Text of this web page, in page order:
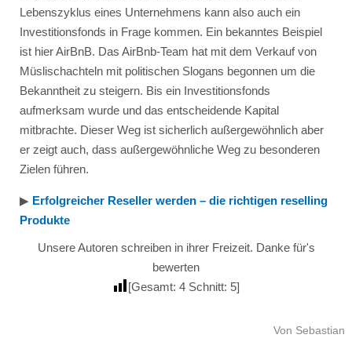
Lebenszyklus eines Unternehmens kann also auch ein
Investitionsfonds in Frage kommen. Ein bekanntes Beispiel
ist hier AirBnB. Das AirBnb-Team hat mit dem Verkauf von
Müslischachteln mit politischen Slogans begonnen um die
Bekanntheit zu steigern. Bis ein Investitionsfonds
aufmerksam wurde und das entscheidende Kapital
mitbrachte. Dieser Weg ist sicherlich außergewöhnlich aber
er zeigt auch, dass außergewöhnliche Weg zu besonderen
Zielen führen.
▶︎ Erfolgreicher Reseller werden – die richtigen reselling
Produkte
Unsere Autoren schreiben in ihrer Freizeit. Danke für's
bewerten
[Gesamt: 4 Schnitt: 5]
Von Sebastian